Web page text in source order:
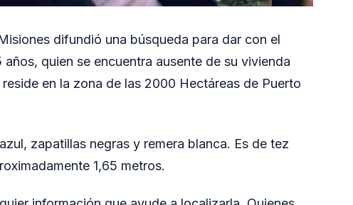
difundió una búsqueda para dar con el
quien se encuentra ausente de su vivienda
en la zona de las 2000 Hectáreas de Puerto
zapatillas negras y remera blanca. Es de tez
1,65 metros.